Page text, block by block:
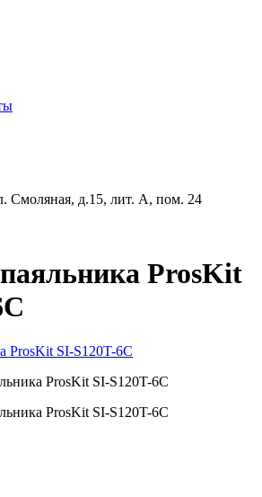
Смоляная, д.15, лит. А, пом. 24
ProsKit